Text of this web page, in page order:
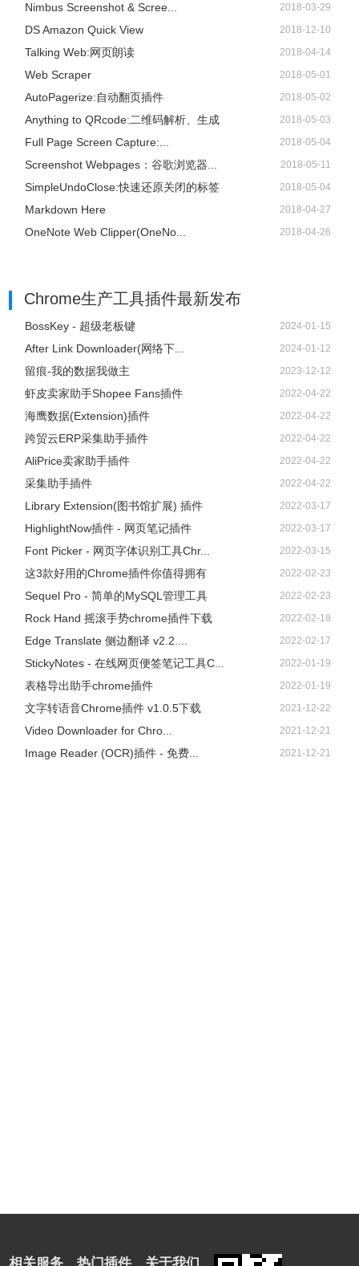
Nimbus Screenshot & Scree... 2018-03-29
DS Amazon Quick View 2018-12-10
Talking Web:网页朗读 2018-04-14
Web Scraper 2018-05-01
AutoPagerize:自动翻页插件 2018-05-02
Anything to QRcode:二维码解析、生成 2018-05-03
Full Page Screen Capture:... 2018-05-04
Screenshot Webpages：谷歌浏览器... 2018-05-11
SimpleUndoClose:快速还原关闭的标签 2018-05-04
Markdown Here 2018-04-27
OneNote Web Clipper(OneNo... 2018-04-26
Chrome生产工具插件最新发布
BossKey - 超级老板键 2024-01-15
After Link Downloader(网络下... 2024-01-12
留痕-我的数据我做主 2023-12-12
虾皮卖家助手Shopee Fans插件 2022-04-22
海鹰数据(Extension)插件 2022-04-22
跨贸云ERP采集助手插件 2022-04-22
AliPrice卖家助手插件 2022-04-22
采集助手插件 2022-04-22
Library Extension(图书馆扩展) 插件 2022-03-17
HighlightNow插件 - 网页笔记插件 2022-03-17
Font Picker - 网页字体识别工具Chr... 2022-03-15
这3款好用的Chrome插件你值得拥有 2022-02-23
Sequel Pro - 简单的MySQL管理工具 2022-02-23
Rock Hand 摇滚手势chrome插件下载 2022-02-18
Edge Translate 侧边翻译 v2.2.... 2022-02-17
StickyNotes - 在线网页便签笔记工具C... 2022-01-19
表格导出助手chrome插件 2022-01-19
文字转语音Chrome插件 v1.0.5下载 2021-12-22
Video Downloader for Chro... 2021-12-21
Image Reader (OCR)插件 - 免费... 2021-12-21